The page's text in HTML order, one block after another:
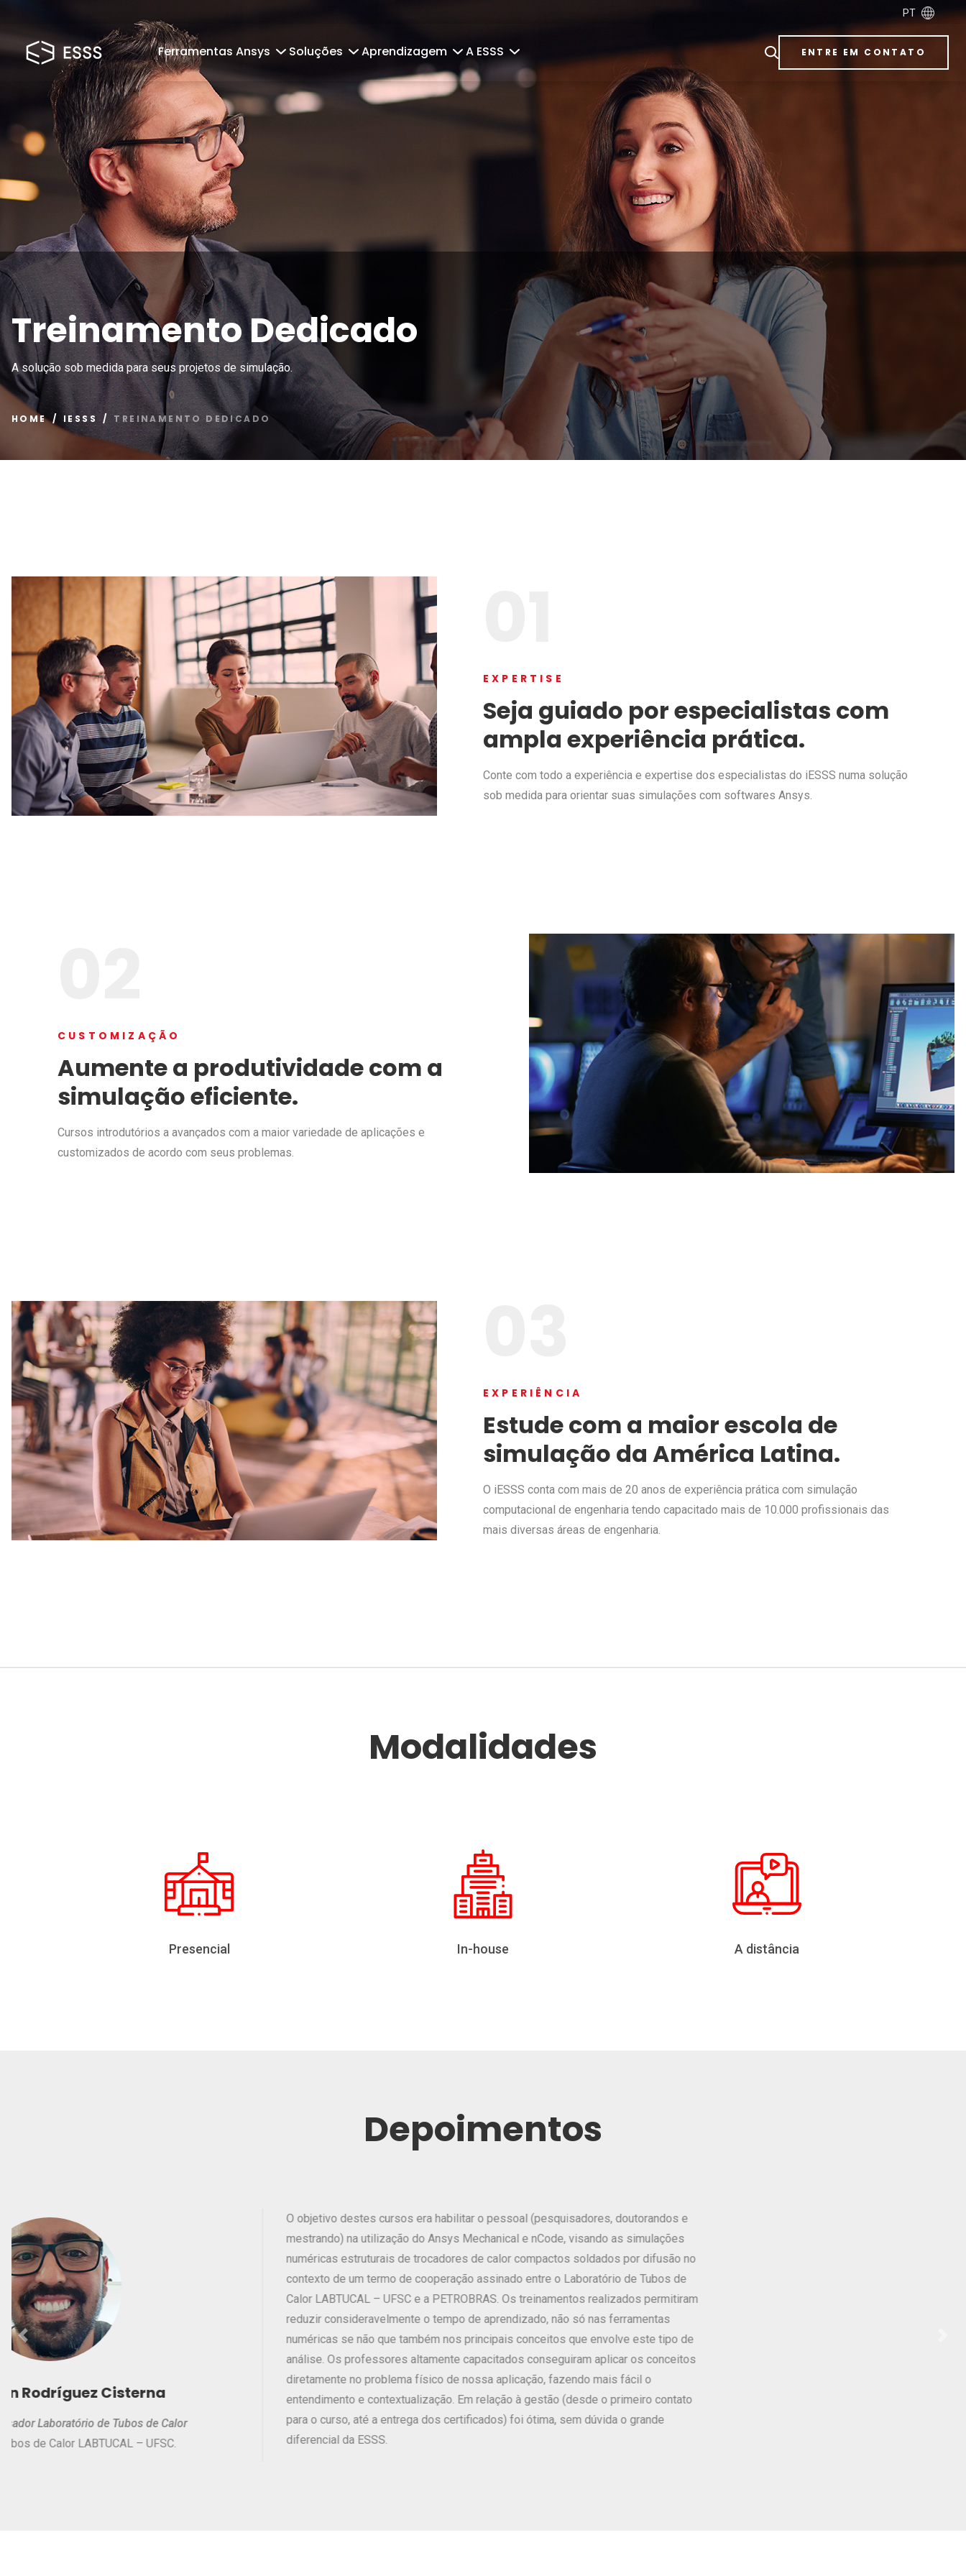
PT
Ferramentas Ansys Soluções Aprendizagem A ESSS ENTRE EM CONTATO
Treinamento Dedicado
A solução sob medida para seus projetos de simulação.
HOME IESSS TREINAMENTO DEDICADO
EXPERTISE
Seja guiado por especialistas com
ampla experiência prática.
Conte com todo a experiência e expertise dos especialistas do iESSS numa solução
sob medida para orientar suas simulações com softwares Ansys.
CUSTOMIZAÇÃO
Aumente a produtividade com a
simulação eficiente.
Cursos introdutórios a avançados com a maior variedade de aplicações e
customizados de acordo com seus problemas.
EXPERIÊNCIA
Estude com a maior escola de
simulação da América Latina.
O iESSS conta com mais de 20 anos de experiência prática com simulação
computacional de engenharia tendo capacitado mais de 10.000 profissionais das
mais diversas áreas de engenharia.
Modalidades
Presencial In-house A distância
Depoimentos
Carlos Rogério Jahn
Instituto SENAI de Inovação em Sistemas de Manufatura e Laser
A ideia proposta pela equipe a ESSS foi em ajudar a equipe em entender aplicações
específicas no funcionamento de um equipamento, cujo objetivo interno, era a
otimização de sua construção, visando uma melhoria na fabricação, montagem e
custos. Como equipamentos industriais apresentam várias físicas embutidas, nem
sempre a equipe de engenharia consta com especialistas em cada área. Neste
caso, o curso dedicado da ESSS apresenta uma enorme ajuda para a indústria, sendo
capaz de suprir áreas de conhecimento que a empresa não contempla naquele
momento. Neste caso, a proposta, e o trabalho em conjunto, foi construído pensando
nas lacunas técnicas que a equipe, naquele momento, podia apresentar. O resultado
obtido foi um entendimento completo de todas as físicas que envolviam o
equipamento, e verificado se alguma física podia ter maior impacto que outras,
Previous